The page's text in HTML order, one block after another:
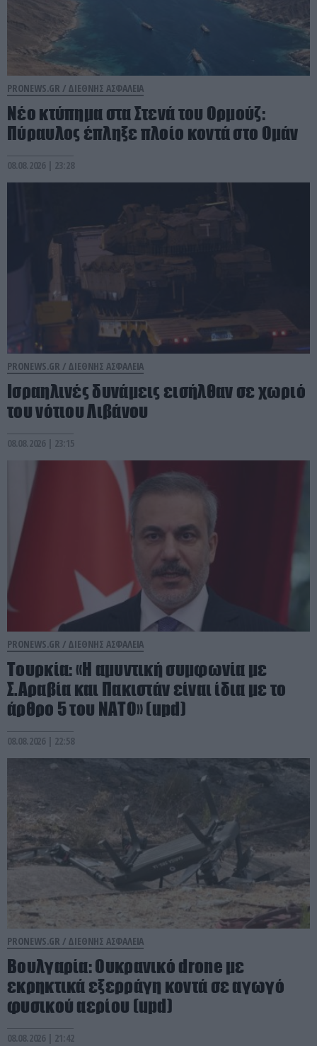
PRONEWS.GR / ΔΙΕΘΝΗΣ ΑΣΦΑΛΕΙΑ
Νέο κτύπημα στα Στενά του Ορμούζ:
Πύραυλος έπληξε πλοίο κοντά στο Ομάν
08.08.2026 | 23:28
PRONEWS.GR / ΔΙΕΘΝΗΣ ΑΣΦΑΛΕΙΑ
Ισραηλινές δυνάμεις εισήλθαν σε χωριό
του νότιου Λιβάνου
08.08.2026 | 23:15
PRONEWS.GR / ΔΙΕΘΝΗΣ ΑΣΦΑΛΕΙΑ
Τουρκία: «Η αμυντική συμφωνία με
Σ.Αραβία και Πακιστάν είναι ίδια με το
άρθρο 5 του ΝΑΤΟ» (upd)
08.08.2026 | 22:58
PRONEWS.GR / ΔΙΕΘΝΗΣ ΑΣΦΑΛΕΙΑ
Βουλγαρία: Ουκρανικό drone με
εκρηκτικά εξερράγη κοντά σε αγωγό
φυσικού αερίου (upd)
08.08.2026 | 21:42